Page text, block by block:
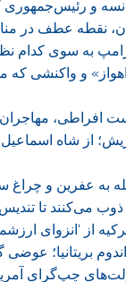
و
نقطه عطف در
به سوی کدام
و واکنشی که
افراطی،
از شاه
به عفرین و چراغ
ذوب می‌کنند تا
از ‘انزوای
بریتانیا؛
چپ‌گرای